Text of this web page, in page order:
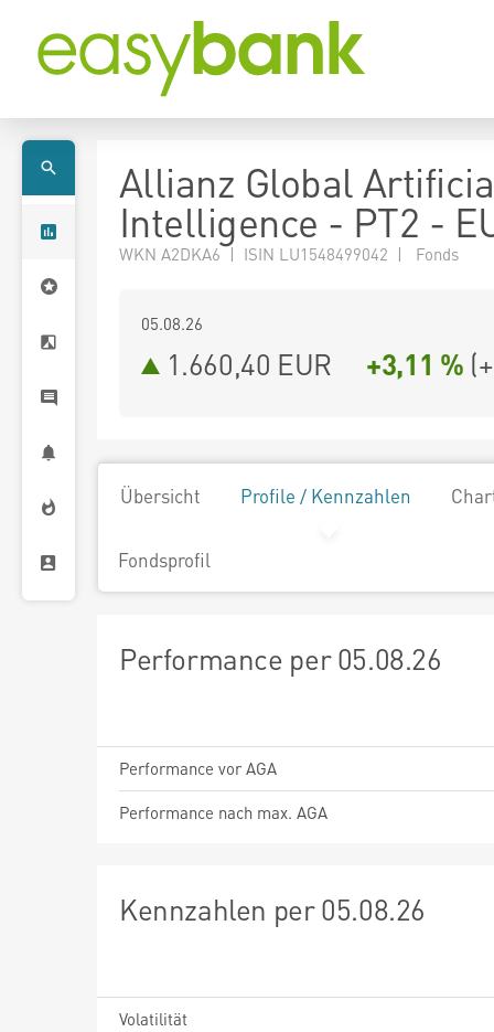
Allianz Global
Intelligence - PT2 -
WKN A2DKA6 | ISIN LU1548499042 | Fonds
05.08.26
1.660,40 EUR +3,11 % (
Übersicht Profile / Kennzahlen
Fondsprofil
Performance per 05.08.26
Performance vor AGA
Performance nach max. AGA
Kennzahlen per 05.08.26
Volatilität